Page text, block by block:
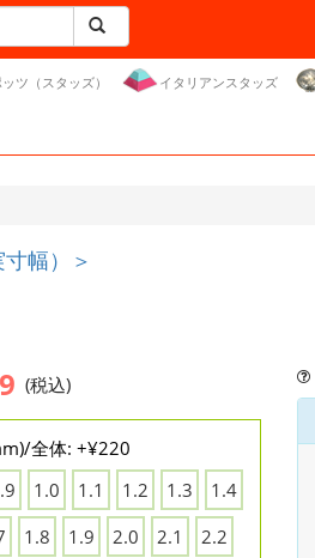
ツ（スタッズ） イタリアンスタッズ
幅）＞
(税込)
全体: +¥220
1.0 1.1 1.2 1.3
1.4
1.8 1.9 2.0 2.1
2.2